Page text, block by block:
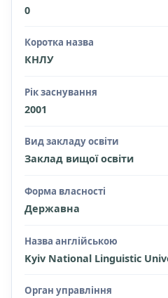
0
Коротка назва
КНЛУ
Рік заснування
2001
Вид закладу освіти
Заклад вищої освіти
Форма власності
Державна
Назва англійською
Kyiv National Linguistic
Орган управління